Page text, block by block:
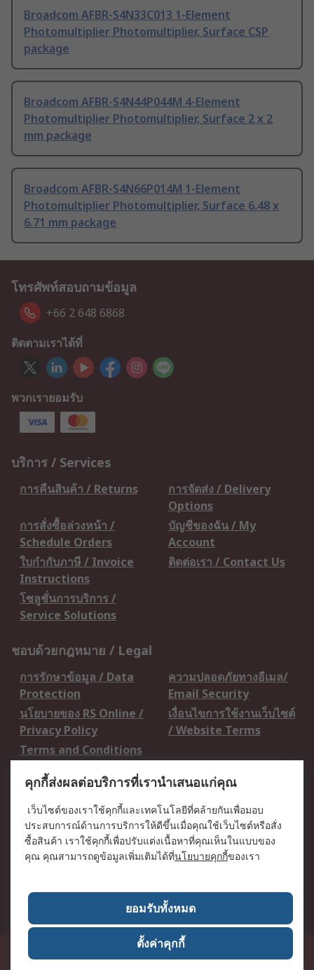
Broadcom AFBR-S4N33C013 1-Element
Photomultiplier Photomultiplier, Surface CSP
package
Broadcom AFBR-S4N44P044M 4-Element
Photomultiplier Photomultiplier, Surface 2 x 2
mm package
Broadcom AFBR-S4N66P014M 1-Element
Photomultiplier Photomultiplier, Surface 6.48 x
6.71 mm package
โทรศัพท์สอบถามข้อมูล
+66 2 648 6868
ติดตามเราได้ที่
พวกเรายอมรับ
บริการ / Services
การคืนสินค้า / Returns
การจัดส่ง / Delivery
Options
การสั่งซื้อล่วงหน้า /
Schedule Orders
บัญชีของฉัน / My
Account
ใบกำกับภาษี / Invoice
Instructions
ติดต่อเรา / Contact Us
โซลูชั่นการบริการ /
Service Solutions
ชอบด้วยกฎหมาย / Legal
การรักษาข้อมูล / Data
Protection
ความปลอดภัยทางอีเมล/
Email Security
นโยบายของ RS Online /
Privacy Policy
เงื่อนไขการใช้งานเว็บไซต์
/ Website Terms
Terms and Conditions
เกี่ยวกับ RS / About RS
RS ทั่วโลก / RS
Worldwide
ข่าวประชาสัมพันธ์ / Press
Centre
บริษัทในเครือ RS /
วิธีการชำระเงิน /
เกี่ยวกับ RS / About RS
อาชีพที่ RS / Careers
50 GMM Grammy Place, 19th Floor, Unit 1901-1904, Sukhumvit 21 Road
(Asoke), Klongtoey Nua, Wattana, Bangkok, Thailand 10110RS
คุกกี้ส่งผลต่อบริการที่เรานำเสนอแก่คุณ
เว็บไซต์ของเราใช้คุกกี้และเทคโนโลยีที่คล้ายกันเพื่อมอบ
ประสบการณ์ด้านการบริการให้ดีขึ้นเมื่อคุณใช้เว็บไซต์หรือสั่ง
ซื้อสินค้า เราใช้คุกกี้เพื่อปรับแต่งเนื้อหาที่คุณเห็นในแบบของ
คุณ คุณสามารถดูข้อมูลเพิ่มเติมได้ที่นโยบายคุกกี้ของเรา
ยอมรับทั้งหมด
ตั้งค่าคุกกี้